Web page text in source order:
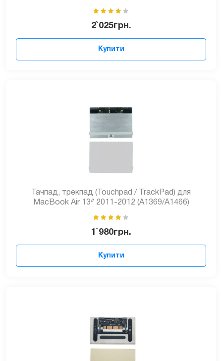
2`025грн.
Купити
Тачпад, трекпад (Touchpad / TrackPad) для
MacBook Air 13ᐥ 2011-2012 (A1369/A1466)
1`980грн.
Купити